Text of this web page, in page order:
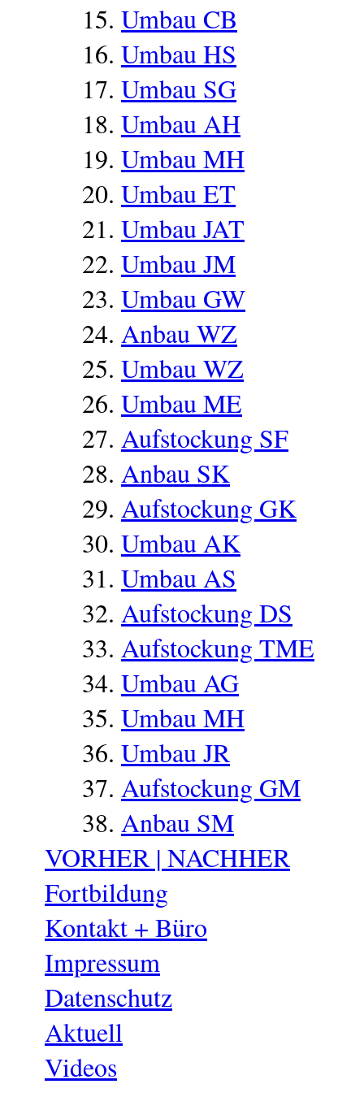
Umbau CB
Umbau HS
Umbau SG
Umbau AH
Umbau MH
Umbau ET
Umbau JAT
Umbau JM
Umbau GW
Anbau WZ
Umbau WZ
Umbau ME
Aufstockung SF
Anbau SK
Aufstockung GK
Umbau AK
Umbau AS
Aufstockung DS
Aufstockung TME
Umbau AG
Umbau MH
Umbau JR
Aufstockung GM
Anbau SM
VORHER | NACHHER
Fortbildung
Kontakt + Büro
Impressum
Datenschutz
Aktuell
Videos